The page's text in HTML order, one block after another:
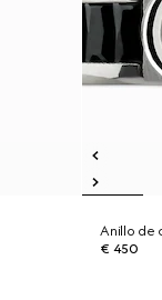
Anillo de
€ 450